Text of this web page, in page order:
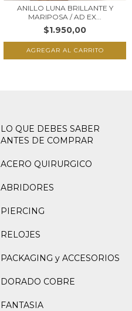
ANILLO LUNA BRILLANTE Y
MARIPOSA / AD EX...
$1.950,00
LO QUE DEBES SABER
ANTES DE COMPRAR
ACERO QUIRURGICO
ABRIDORES
PIERCING
RELOJES
PACKAGING y ACCESORIOS
DORADO COBRE
FANTASIA